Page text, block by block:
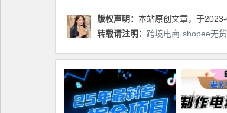
版权声明： 本站原创文章，于
转载请注明： 跨境电商·shopee无